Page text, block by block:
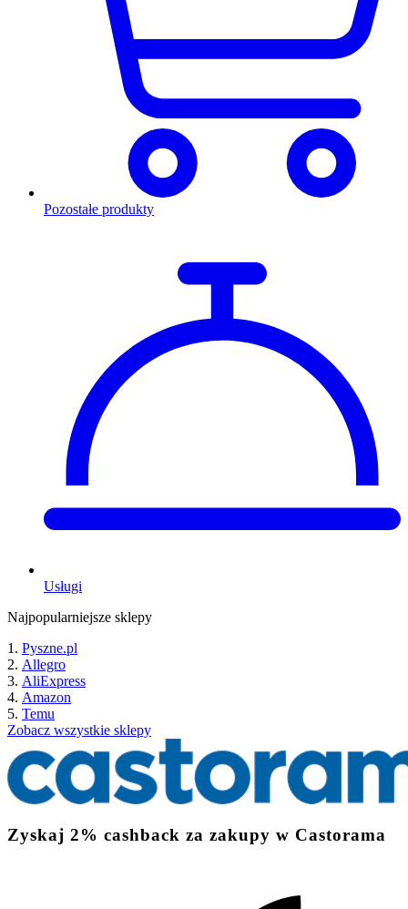
Pozostałe produkty
Usługi
Najpopularniejsze sklepy
Pyszne.pl
Allegro
AliExpress
Amazon
Temu
Zobacz wszystkie sklepy
Zyskaj 2% cashback za zakupy w Castorama